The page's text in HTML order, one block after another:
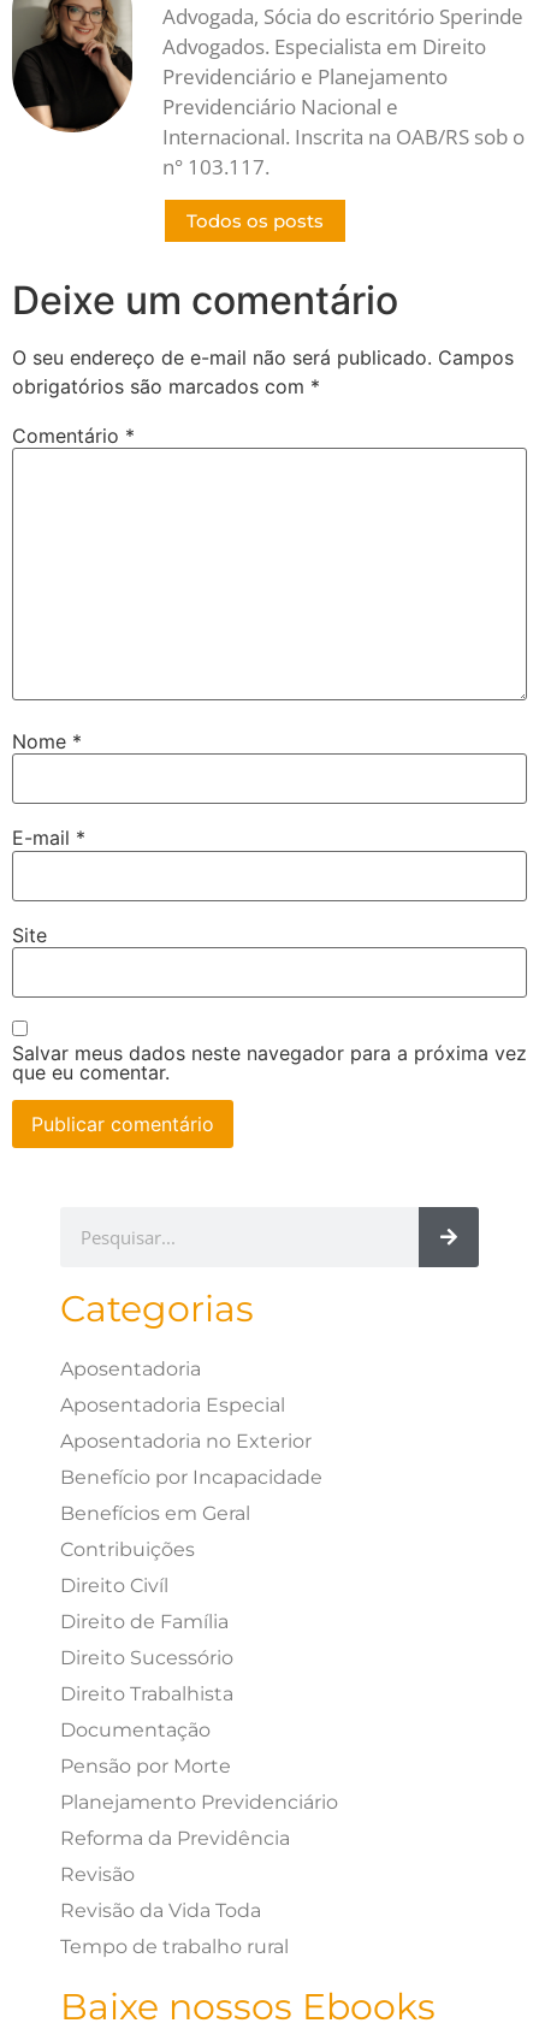
Advogada, Sócia do escritório Sperinde
Advogados. Especialista em Direito
Previdenciário e Planejamento
Previdenciário Nacional e
Internacional. Inscrita na OAB/RS sob o
n° 103.117.
Todos os posts
Deixe um comentário
O seu endereço de e-mail não será publicado. Campos
obrigatórios são marcados com *
Comentário *
Nome *
E-mail *
Site
Salvar meus dados neste navegador para a próxima vez
que eu comentar.
Categorias
Aposentadoria
Aposentadoria Especial
Aposentadoria no Exterior
Benefício por Incapacidade
Benefícios em Geral
Contribuições
Direito Civíl
Direito de Família
Direito Sucessório
Direito Trabalhista
Documentação
Pensão por Morte
Planejamento Previdenciário
Reforma da Previdência
Revisão
Revisão da Vida Toda
Tempo de trabalho rural
Baixe nossos Ebooks